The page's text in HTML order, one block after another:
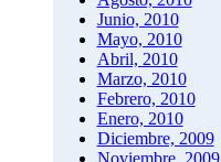
Junio, 2010
Mayo, 2010
Abril, 2010
Marzo, 2010
Febrero, 2010
Enero, 2010
Diciembre, 2009